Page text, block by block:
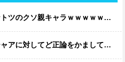
ソ親キャラｗｗｗｗｗｗｗｗｗｗｗｗ
ど正論をかましてしまうｗｗｗｗｗｗｗｗｗｗ